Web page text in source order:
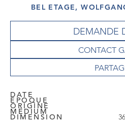
BEL ETAGE,
DEMANDE
CONTACT
DATE
EPOQUE
ORIGINE
MEDIUM
DIMENSION